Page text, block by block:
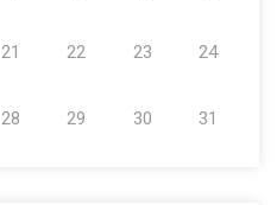
21 22 23 24
28 29 30 31